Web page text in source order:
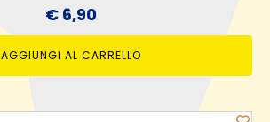
€ 6,90
AGGIUNGI AL CARRELLO